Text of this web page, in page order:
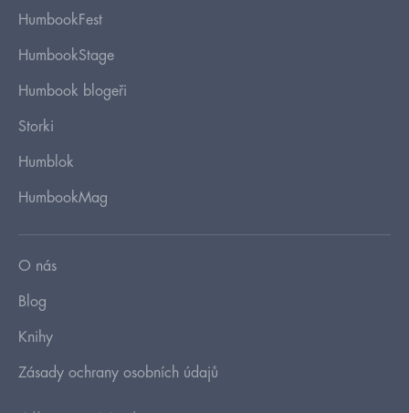
HumbookFest
HumbookStage
Humbook blogeři
Storki
Humblok
HumbookMag
O nás
Blog
Knihy
Zásady ochrany osobních údajů